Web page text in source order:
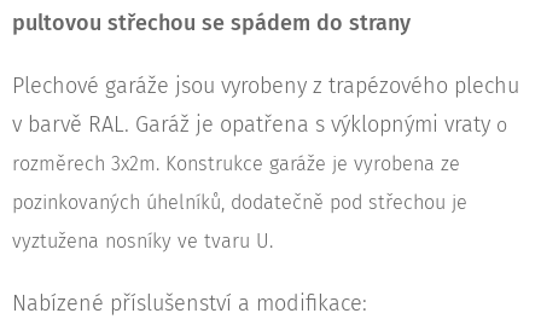
pultovou střechou se spádem do strany
Plechové garáže jsou vyrobeny z trapézového plechu
v barvě RAL. Garáž je opatřena s výklopnými vraty o
rozměrech 3x2m. Konstrukce garáže je vyrobena ze
pozinkovaných úhelníků, dodatečně pod střechou je
vyztužena nosníky ve tvaru U.
Nabízené příslušenství a modifikace: